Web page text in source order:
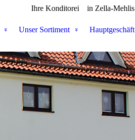
Ihre Konditorei in Zella-Mehlis
Unser Sortiment Hauptgeschäft